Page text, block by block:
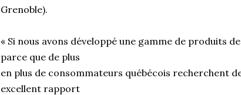
Grenoble).
« Si nous avons développé une gamme de produits
parce que de plus
en plus de consommateurs québécois recherchent
excellent rapport